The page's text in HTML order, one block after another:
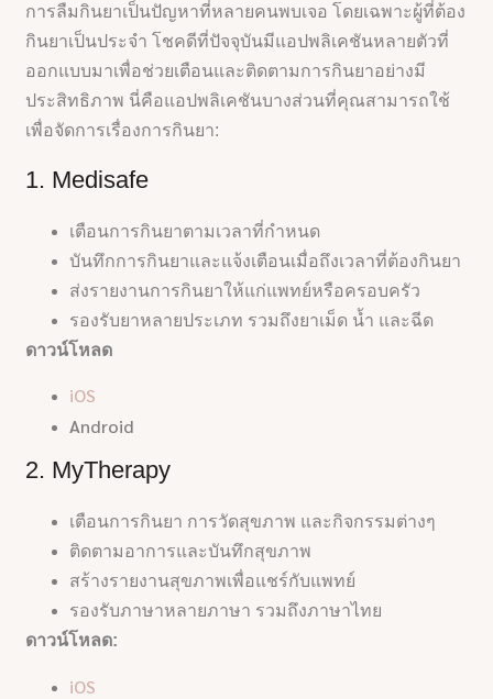
การลืมกินยาเป็นปัญหาที่หลายคนพบเจอ โดยเฉพาะผู้ที่ต้อง
กินยาเป็นประจำ โชคดีที่ปัจจุบันมีแอปพลิเคชันหลายตัวที่
ออกแบบมาเพื่อช่วยเตือนและติดตามการกินยาอย่างมี
ประสิทธิภาพ นี่คือแอปพลิเคชันบางส่วนที่คุณสามารถใช้
เพื่อจัดการเรื่องการกินยา:
1. Medisafe
เตือนการกินยาตามเวลาที่กำหนด
บันทึกการกินยาและแจ้งเตือนเมื่อถึงเวลาที่ต้องกินยา
ส่งรายงานการกินยาให้แก่แพทย์หรือครอบครัว
รองรับยาหลายประเภท รวมถึงยาเม็ด น้ำ และฉีด
ดาวน์โหลด
iOS
Android
2. MyTherapy
เตือนการกินยา การวัดสุขภาพ และกิจกรรมต่างๆ
ติดตามอาการและบันทึกสุขภาพ
สร้างรายงานสุขภาพเพื่อแชร์กับแพทย์
รองรับภาษาหลายภาษา รวมถึงภาษาไทย
ดาวน์โหลด:
iOS